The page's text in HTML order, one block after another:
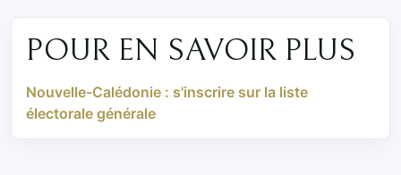
POUR EN SAVOIR PLUS
Nouvelle-Calédonie : s'inscrire sur la liste
électorale générale